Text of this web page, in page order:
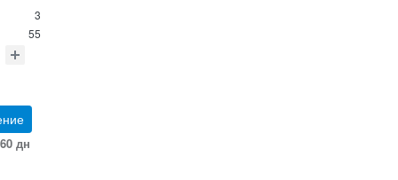
3
55
дн